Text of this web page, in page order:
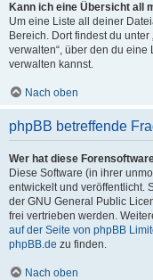
Kann ich eine Übersicht all
Um eine Liste all deiner
Bereich. Dort findest du
verwalten“, über den du
verwalten kannst.
Nach oben
phpBB betreffende
Wer hat diese
Diese Software (in ihrer
entwickelt und veröffentlicht.
der GNU General Public
frei vertrieben werden.
auf der Seite von phpBB
phpBB.de zu finden.
Nach oben